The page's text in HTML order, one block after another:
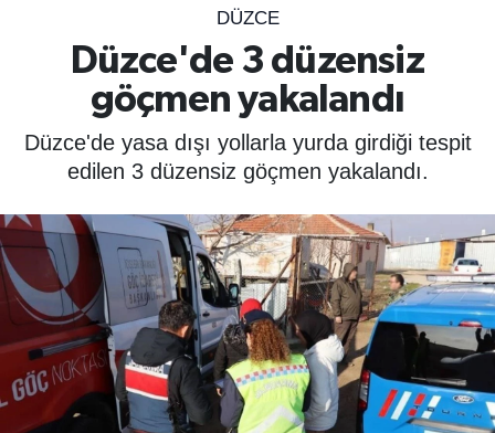
DÜZCE
Düzce'de 3 düzensiz
göçmen yakalandı
Düzce'de yasa dışı yollarla yurda girdiği tespit
edilen 3 düzensiz göçmen yakalandı.
ÇEVRE
YAŞAM
KADIN
KÜLTÜR SANAT
MAGAZİN